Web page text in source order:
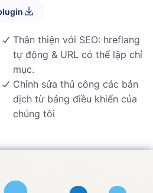
Thân thiện với SEO: hreflang
tự động & URL có thể lập chỉ
mục.
Chỉnh sửa thủ công các bản
dịch từ bảng điều khiển của
chúng tôi